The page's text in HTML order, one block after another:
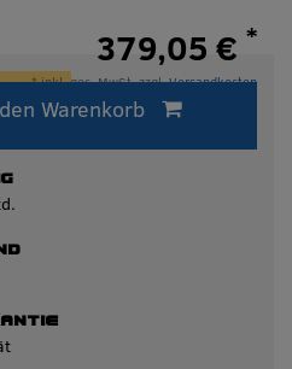
Lager!
379,05 € *
* inkl. ges. MwSt. zzgl.Versandkosten
Innerhalb von 24h versandfertig.
Warenkorb